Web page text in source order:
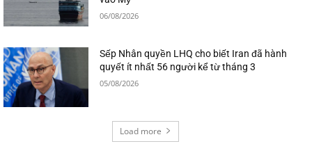
06/08/2026
Sếp Nhân quyền LHQ cho biết Iran đã hành
quyết ít nhất 56 người kể từ tháng 3
05/08/2026
Load more